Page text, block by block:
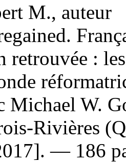
M., auteur
retrouvée :
Michael W.
Rivières
— 186